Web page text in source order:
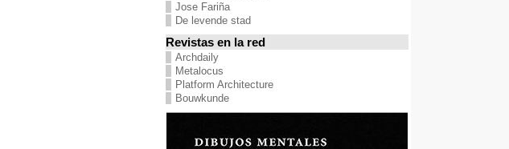
Jose Fariña
De levende stad
Revistas en la red
Archdaily
Metalocus
Platform Architecture
Bouwkunde